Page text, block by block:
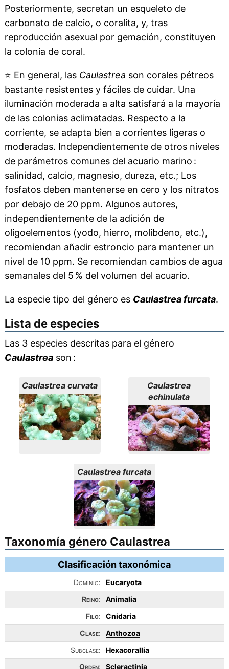
Posteriormente, secretan un esqueleto de
carbonato de calcio, o coralita, y, tras
reproducción asexual por gemación, constituyen
la colonia de coral.
⭐ En general, las Caulastrea son corales pétreos
bastante resistentes y fáciles de cuidar. Una
iluminación moderada a alta satisfará a la mayoría
de las colonias aclimatadas. Respecto a la
corriente, se adapta bien a corrientes ligeras o
moderadas. Independientemente de otros niveles
de parámetros comunes del acuario marino :
salinidad, calcio, magnesio, dureza, etc.; Los
fosfatos deben mantenerse en cero y los nitratos
por debajo de 20 ppm. Algunos autores,
independientemente de la adición de
oligoelementos (yodo, hierro, molibdeno, etc.),
recomiendan añadir estroncio para mantener un
nivel de 10 ppm. Se recomiendan cambios de agua
semanales del 5 % del volumen del acuario.
La especie tipo del género es Caulastrea furcata.
Lista de especies
Las 3 especies descritas para el género
Caulastreason :
Caulastrea curvata
Caulastrea
echinulata
Caulastrea furcata
Taxonomía género Caulastrea
Clasificación taxonómica
Dominio:
Eucaryota
Reino:
Animalia
Filo:
Cnidaria
Clase:
Anthozoa
Subclase:
Hexacorallia
Orden: Scleractinia